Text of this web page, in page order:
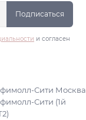
Подписаться
и согласен
Сити Москва,
Сити (1й